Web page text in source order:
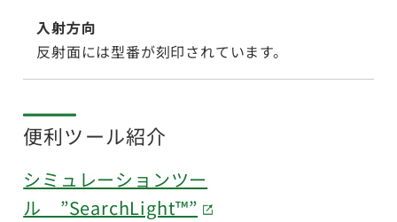
入射方向
反射面には型番が刻印されています。
便利ツール紹介
シミュレーションツー
ル ”SearchLight™”